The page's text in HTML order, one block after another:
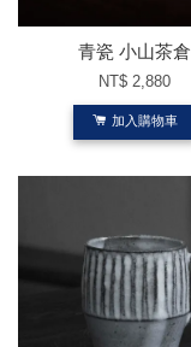
青瓷 小山茶倉
NT$ 2,880
加入購物車